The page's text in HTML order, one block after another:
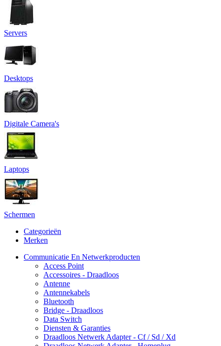
Servers
Desktops
Digitale Camera's
Laptops
Schermen
Categorieën
Merken
Communicatie En Netwerkproducten
Access Point
Accessoires - Draadloos
Antenne
Antennekabels
Bluetooth
Bridge - Draadloos
Data Switch
Diensten & Garanties
Draadloos Netwerk Adapter - Cf / Sd / Xd